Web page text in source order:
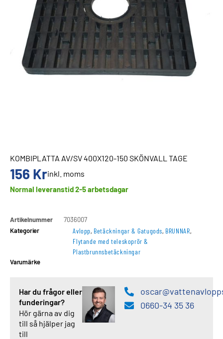
KOMBIPLATTA AV/SV 400X120-150 SKÖNVALL TAGE
156 Krinkl. moms
Normal leveranstid 2-5 arbetsdagar
Artikelnummer
7036007
Kategorier
Avlopp, Betäckningar & Gatugods, BRUNNAR,
Flytande med teleskoprör &
Plastbrunnsbetäckningar
Varumärke
Har du frågor eller
funderingar?
Hör gärna av dig
till så hjälper jag
till
0660-34 35 36